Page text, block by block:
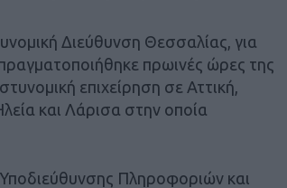
Διεύθυνση Θεσσαλίας, για
πρωινές ώρες της
επιχείρηση σε Αττική,
και Λάρισα στην οποία
Πληροφοριών και